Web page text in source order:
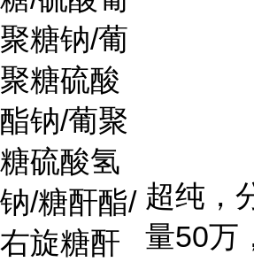
聚糖钠/葡
聚糖硫酸
酯钠/葡聚
糖硫酸氢
钠/糖酐酯/
右旋糖酐
超纯，
量50万